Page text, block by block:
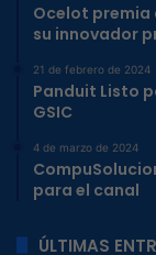
Ocelot premia
su innovador
21 de febrero de 2024
Panduit Listo
GSIC
4 de marzo de 2024
para el canal
ÚLTIMAS